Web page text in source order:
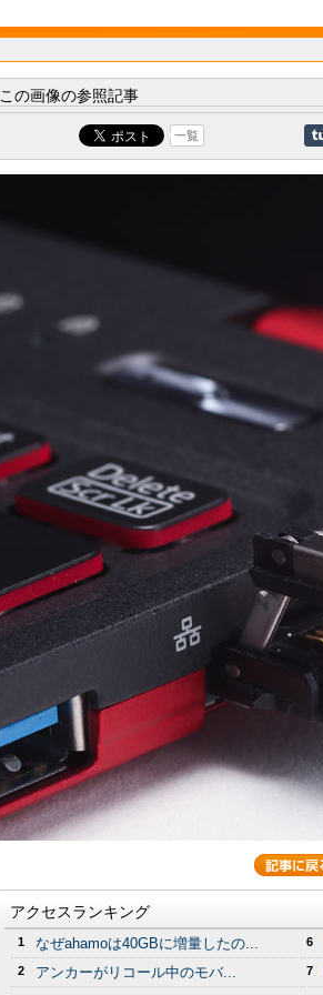
この画像の参照記事
一覧
アクセスランキング
1 なぜahamoは40GBに増量したの...
2 アンカーがリコール中のモバ...
6
7